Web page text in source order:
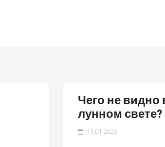
Чего не видно
лунном свете?
15.01.2020